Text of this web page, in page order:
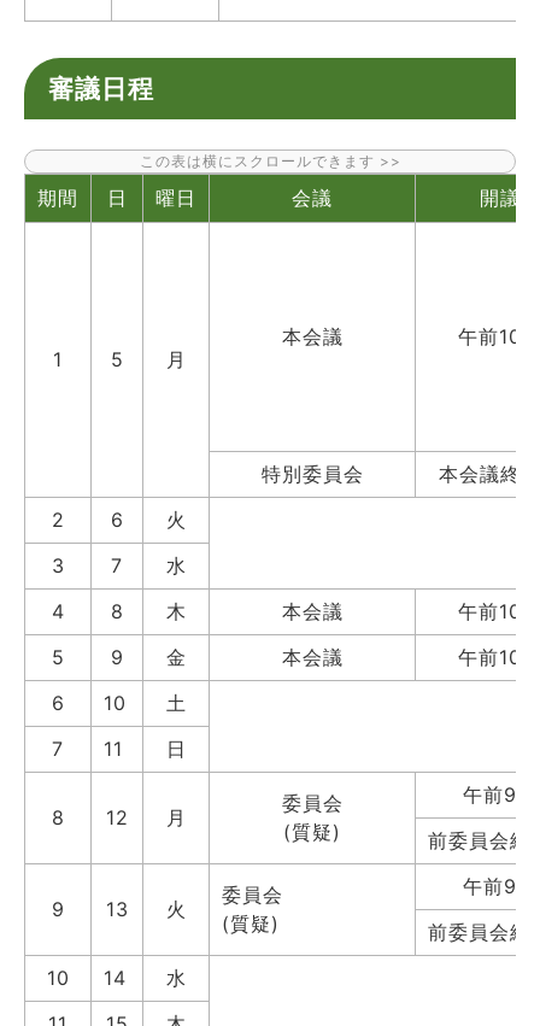
審議日程
期間 日 曜日 会議 開議
1 5 月
本会議 午前10
特別委員会
本会議終
2
6
火
3
7
水
4
8 木 本会議
午前10
5
9 金 本会議
午前10
6
10
土
7
11 日
8 12 月
委員会
(質疑)
午前9時
前委員会終
9 13 火
委員会
(質疑)
午前9時
前委員会終
10
14
水